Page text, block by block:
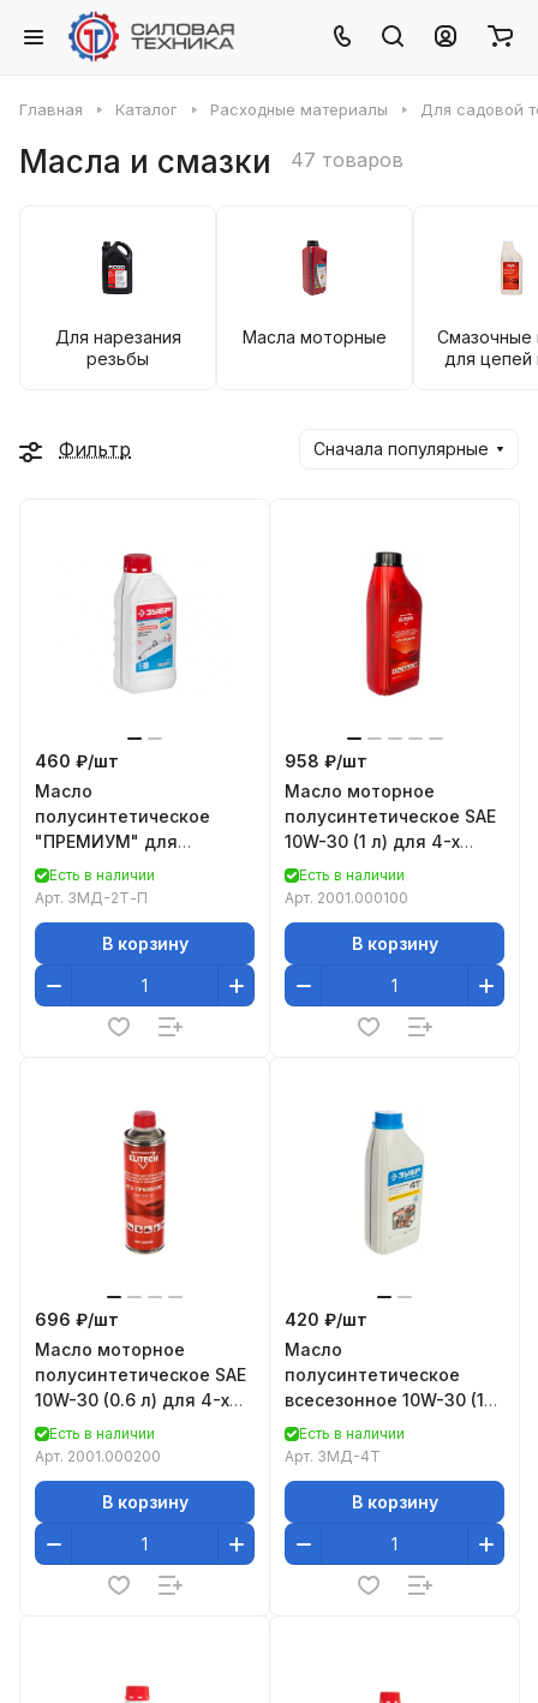
Главная Каталог Расходные материалы Для садовой
Масла и смазки 47 товаров
Для нарезания
резьбы
Масла моторные
Смазочные
для цепей
Фильтр Сначала популярные
460 ₽/шт
Масло
полусинтетическое
"ПРЕМИУМ" для
двухтактных двигателей
1 л Зубр ЗМД-2Т-П
Есть в наличии
Арт. ЗМД-2Т-П
В корзину
958 ₽/шт
Масло моторное
полусинтетическое SAE
10W-30 (1 л) для 4-х
тактных двигателей
ELITECH 2001.000100
Есть в наличии
Арт. 2001.000100
В корзину
696 ₽/шт
Масло моторное
полусинтетическое SAE
10W-30 (0.6 л) для 4-х
тактных двигателей
ELITECH 2001.000200
Есть в наличии
Арт. 2001.000200
В корзину
420 ₽/шт
Масло
полусинтетическое
всесезонное 10W-30 (1
л) "ПРЕМИУМ" для
четырехтактных
ЗМД-4Т
Есть в наличии
Арт. ЗМД-4Т
В корзину